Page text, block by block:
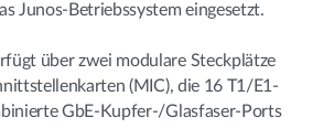
Junos-Betriebssystem eingesetzt.
über zwei modulare Steckplätze
(MIC), die 16 T1/E1-
GbE-Kupfer-/Glasfaser-Ports